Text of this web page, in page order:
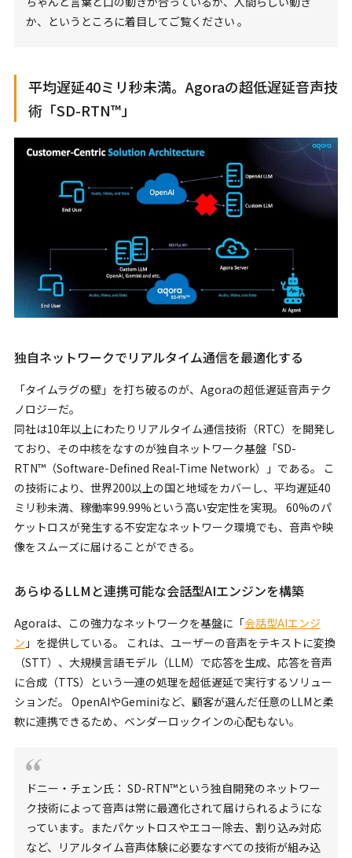
か、というところに着目してご覧ください 。
平均遅延40ミリ秒未満。Agoraの超低遅延音声技
術「SD-RTN™」
独自ネットワークでリアルタイム通信を最適化する
「タイムラグの壁」を打ち破るのが、Agoraの超低遅延音声テク
ノロジーだ。
同社は10年以上にわたりリアルタイム通信技術（RTC）を開発し
ており、その中核をなすのが独自ネットワーク基盤「SD-
RTN™（Software-Defined Real-Time Network）」である。 こ
の技術により、世界200以上の国と地域をカバーし、平均遅延40
ミリ秒未満、稼働率99.99%という高い安定性を実現。 60%のパ
ケットロスが発生する不安定なネットワーク環境でも、音声や映
像をスムーズに届けることができる。
あらゆるLLMと連携可能な会話型AIエンジンを構築
Agoraは、この強力なネットワークを基盤に「会話型AIエンジ
ン 」を提供している。 これは、ユーザーの音声をテキストに変換
（STT）、大規模言語モデル（LLM）で応答を生成、応答を音声
に合成（TTS）という一連の処理を超低遅延で実行するソリュー
ションだ。 OpenAIやGeminiなど、顧客が選んだ任意のLLMと柔
軟に連携できるため、ベンダーロックインの心配もない。
ドニー・チェン氏： SD-RTN™という独自開発のネットワー
ク技術によって音声は常に最適化されて届けられるようにな
っています。またパケットロスやエコー除去、割り込み対応
など、リアルタイム音声体験に必要なすべての技術が組み込